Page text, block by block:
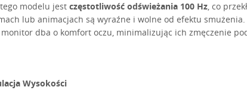
modelu jest częstotliwość odświeżania 100 Hz, co
lub animacjach są wyraźne i wolne od efektu
dba o komfort oczu, minimalizując ich zmęczenie
Wysokości